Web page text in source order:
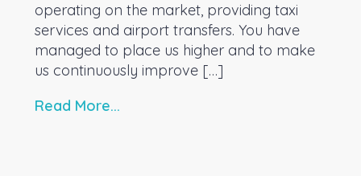
operating on the market, providing taxi
services and airport transfers. You have
managed to place us higher and to make
us continuously improve […]
Read More...